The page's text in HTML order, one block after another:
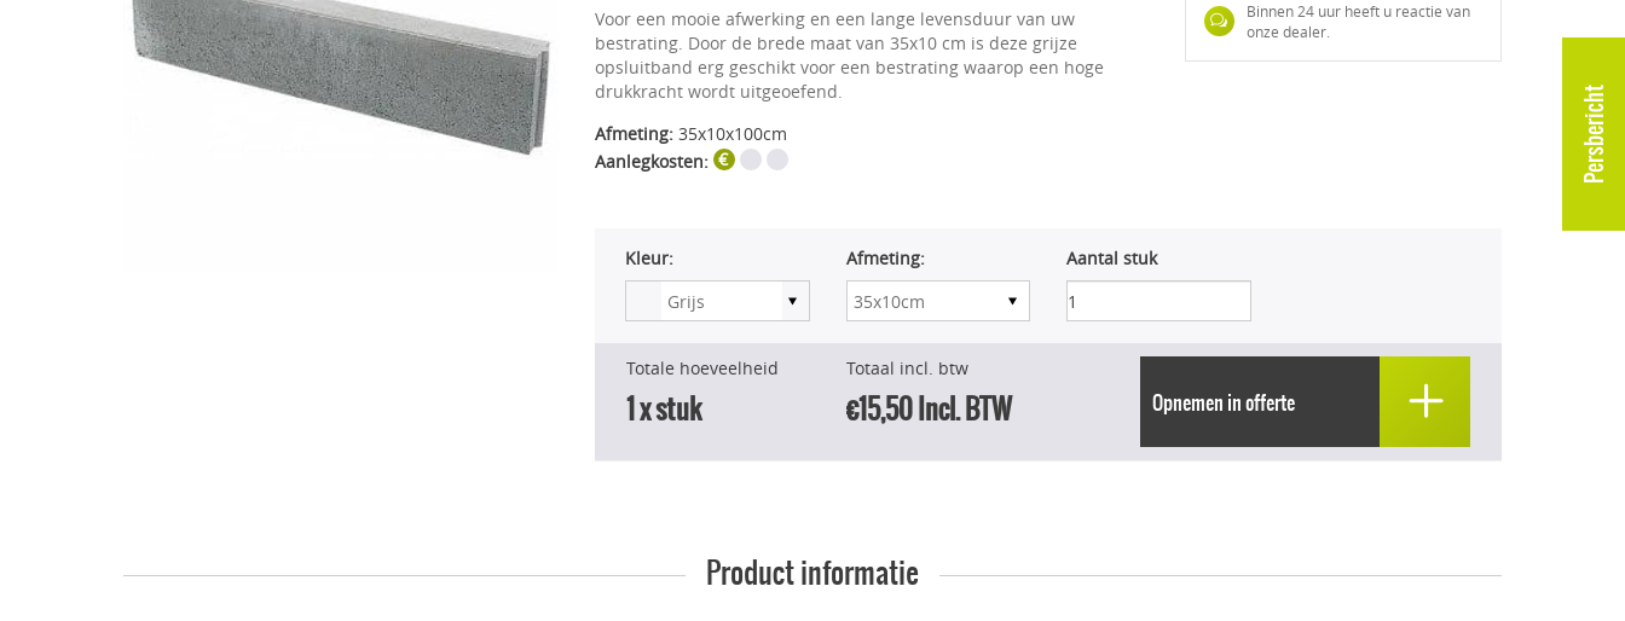
Persbericht
Voor een mooie afwerking en een lange levensduur van uw
bestrating. Door de brede maat van 35x10 cm is deze grijze
opsluitband erg geschikt voor een bestrating waarop een hoge
drukkracht wordt uitgeoefend.
Afmeting: 35x10x100cm
Aanlegkosten:
Binnen 24 uur heeft u reactie van
onze dealer.
Kleur: Afmeting: Aantal stuk
Totale hoeveelheid
1x stuk
Totaal incl. btw
€15,50Incl. BTW Opnemen in offerte
Product informatie